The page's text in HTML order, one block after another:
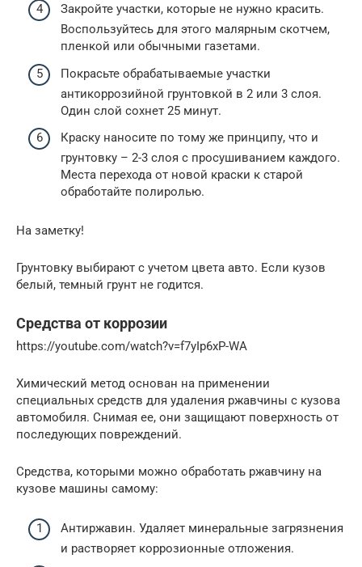
Закройте участки, которые не нужно красить.
Воспользуйтесь для этого малярным скотчем,
пленкой или обычными газетами.
Покрасьте обрабатываемые участки
антикоррозийной грунтовкой в 2 или 3 слоя.
Один слой сохнет 25 минут.
Краску наносите по тому же принципу, что и
грунтовку – 2-3 слоя с просушиванием каждого.
Места перехода от новой краски к старой
обработайте полиролью.
На заметку!
Грунтовку выбирают с учетом цвета авто. Если кузов
белый, темный грунт не годится.
Средства от коррозии
https://youtube.com/watch?v=f7yIp6xP-WA
Химический метод основан на применении
специальных средств для удаления ржавчины с кузова
автомобиля. Снимая ее, они защищают поверхность от
последующих повреждений.
Средства, которыми можно обработать ржавчину на
кузове машины самому:
Антиржавин. Удаляет минеральные загрязнения
и растворяет коррозионные отложения.